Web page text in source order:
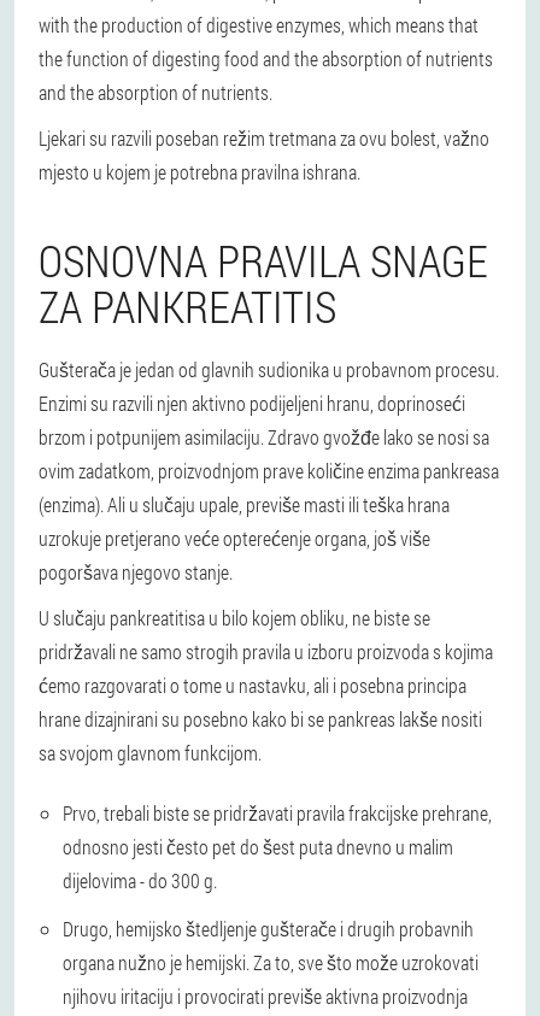
with the production of digestive enzymes, which means that
the function of digesting food and the absorption of nutrients
and the absorption of nutrients.
Ljekari su razvili poseban režim tretmana za ovu bolest, važno
mjesto u kojem je potrebna pravilna ishrana.
OSNOVNA PRAVILA SNAGE
ZA PANKREATITIS
Gušterača je jedan od glavnih sudionika u probavnom procesu.
Enzimi su razvili njen aktivno podijeljeni hranu, doprinoseći
brzom i potpunijem asimilaciju. Zdravo gvožđe lako se nosi sa
ovim zadatkom, proizvodnjom prave količine enzima pankreasa
(enzima). Ali u slučaju upale, previše masti ili teška hrana
uzrokuje pretjerano veće opterećenje organa, još više
pogoršava njegovo stanje.
U slučaju pankreatitisa u bilo kojem obliku, ne biste se
pridržavali ne samo strogih pravila u izboru proizvoda s kojima
ćemo razgovarati o tome u nastavku, ali i posebna principa
hrane dizajnirani su posebno kako bi se pankreas lakše nositi
sa svojom glavnom funkcijom.
Prvo, trebali biste se pridržavati pravila frakcijske prehrane,
odnosno jesti često pet do šest puta dnevno u malim
dijelovima - do 300 g.
Drugo, hemijsko štedljenje gušterače i drugih probavnih
organa nužno je hemijski. Za to, sve što može uzrokovati
njihovu iritaciju i provocirati previše aktivna proizvodnja